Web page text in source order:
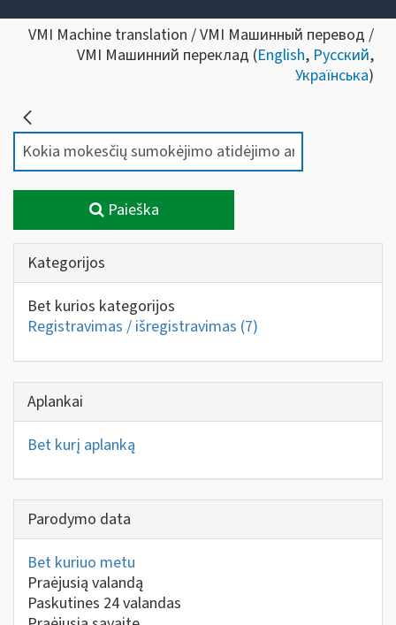
VMI Machine translation / VMI Машинный перевод /
VMI Машинний переклад (English, Русский,
Українська)
Paieška
Kategorijos
Bet kurios kategorijos
Registravimas / išregistravimas (7)
Aplankai
Bet kurį aplanką
Parodymo data
Bet kuriuo metu
Praėjusią valandą
Paskutines 24 valandas